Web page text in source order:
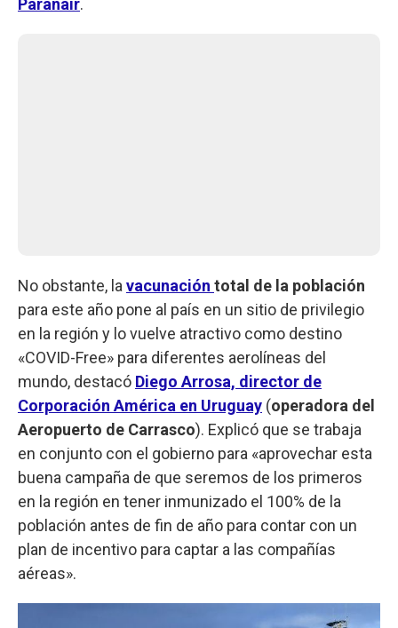
Paranair.
No obstante, la vacunación total de la población
para este año pone al país en un sitio de privilegio
en la región y lo vuelve atractivo como destino
«COVID-Free» para diferentes aerolíneas del
mundo, destacó Diego Arrosa, director de
Corporación América en Uruguay (operadora del
Aeropuerto de Carrasco). Explicó que se trabaja
en conjunto con el gobierno para «aprovechar esta
buena campaña de que seremos de los primeros
en la región en tener inmunizado el 100% de la
población antes de fin de año para contar con un
plan de incentivo para captar a las compañías
aéreas».